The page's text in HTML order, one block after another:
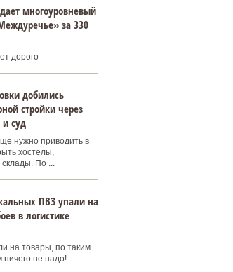
многоуровневый
за 330
дорого
добились
стройки через
и суд
нужно приводить в
хостелы,
По ...
ПВЗ упали на
в логистике
на товары, по таким
не надо!